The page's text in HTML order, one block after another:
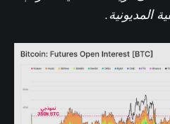
المديونية.